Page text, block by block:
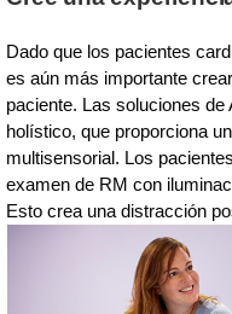
Dado que los pacientes
es aún más importante
paciente. Las soluciones
holístico, que proporciona
multisensorial. Los
examen de RM con
Esto crea una distracción